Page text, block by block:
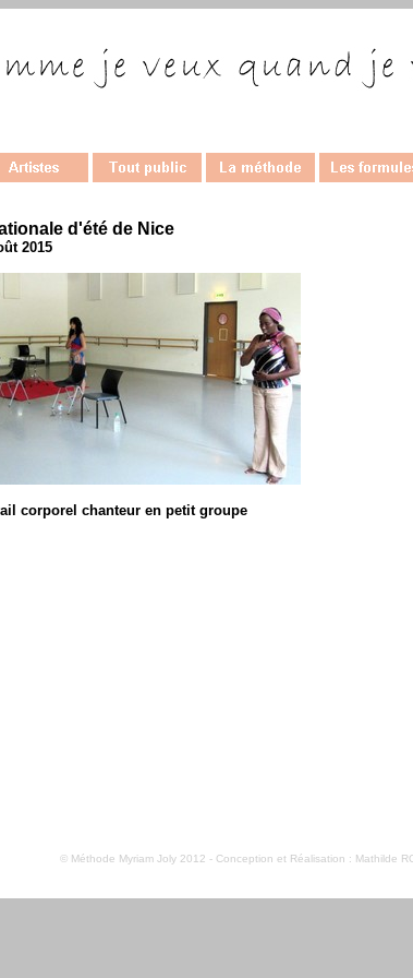
d'été de Nice
2015
corporel chanteur en petit groupe
© Méthode Myriam Joly 2012 - Conception et Réalisation : Mathilde